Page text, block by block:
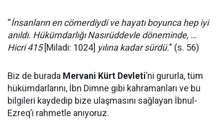
“İnsanların en cömerdiydi ve hayatı boyunca hep iyi
anıldı. Hükümdarlığı Nasırüddevle döneminde, …
Hicri 415[Miladi: 1024] yılına kadar sürdü.” (s. 56)
Biz de burada Mervani Kürt Devleti’ni gururla, tüm
hükümdarlarını, İbn Dimne gibi kahramanları ve bu
bilgileri kaydedip bize ulaşmasını sağlayan İbnul-
Ezreq’i rahmetle anıyoruz.